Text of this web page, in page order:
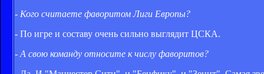
- Кого считаете фаворитом Лиги Европы?
- По игре и составу очень сильно выглядит ЦСКА.
- А свою команду относите к числу фаворитов?